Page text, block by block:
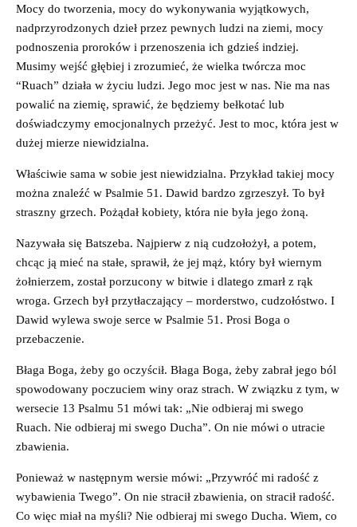
Mocy do tworzenia, mocy do wykonywania wyjątkowych,
nadprzyrodzonych dzieł przez pewnych ludzi na ziemi, mocy
podnoszenia proroków i przenoszenia ich gdzieś indziej.
Musimy wejść głębiej i zrozumieć, że wielka twórcza moc
“Ruach” działa w życiu ludzi. Jego moc jest w nas. Nie ma nas
powalić na ziemię, sprawić, że będziemy bełkotać lub
doświadczymy emocjonalnych przeżyć. Jest to moc, która jest w
dużej mierze niewidzialna.
Właściwie sama w sobie jest niewidzialna. Przykład takiej mocy
można znaleźć w Psalmie 51. Dawid bardzo zgrzeszył. To był
straszny grzech. Pożądał kobiety, która nie była jego żoną.
Nazywała się Batszeba. Najpierw z nią cudzołożył, a potem,
chcąc ją mieć na stałe, sprawił, że jej mąż, który był wiernym
żołnierzem, został porzucony w bitwie i dlatego zmarł z rąk
wroga. Grzech był przytłaczający – morderstwo, cudzołóstwo. I
Dawid wylewa swoje serce w Psalmie 51. Prosi Boga o
przebaczenie.
Błaga Boga, żeby go oczyścił. Błaga Boga, żeby zabrał jego ból
spowodowany poczuciem winy oraz strach. W związku z tym, w
wersecie 13 Psalmu 51 mówi tak: „Nie odbieraj mi swego
Ruach. Nie odbieraj mi swego Ducha”. On nie mówi o utracie
zbawienia.
Ponieważ w następnym wersie mówi: „Przywróć mi radość z
wybawienia Twego”. On nie stracił zbawienia, on stracił radość.
Co więc miał na myśli? Nie odbieraj mi swego Ducha. Wiem, co